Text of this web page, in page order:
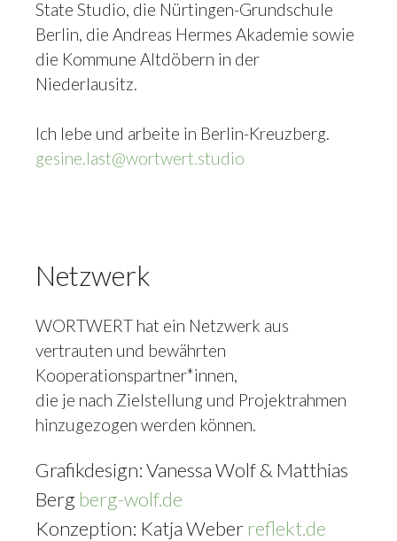
State Studio, die Nürtingen-Grundschule
Berlin, die Andreas Hermes Akademie sowie
die Kommune Altdöbern in der
Niederlausitz.
Ich lebe und arbeite in Berlin-Kreuzberg.
gesine.last@wortwert.studio
Netzwerk
WORTWERT hat ein Netzwerk aus
vertrauten und bewährten
Kooperationspartner*innen,
die je nach Zielstellung und Projektrahmen
hinzugezogen werden können.
Grafikdesign: Vanessa Wolf & Matthias
Berg berg-wolf.de
Konzeption: Katja Weber reflekt.de